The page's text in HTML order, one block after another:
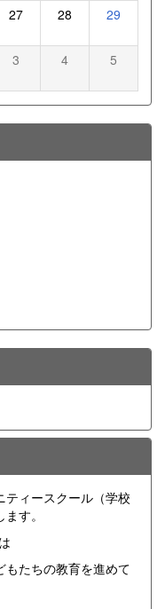
27 28 29
3 4 5
ィースクール（学校
す。
たちの教育を進めて